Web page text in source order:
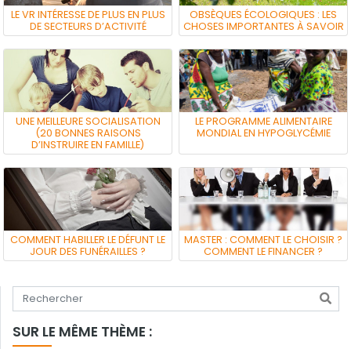
LE VR INTÉRESSE DE PLUS EN PLUS
DE SECTEURS D’ACTIVITÉ
OBSÈQUES ÉCOLOGIQUES : LES
CHOSES IMPORTANTES À SAVOIR
UNE MEILLEURE SOCIALISATION
(20 BONNES RAISONS
D’INSTRUIRE EN FAMILLE)
LE PROGRAMME ALIMENTAIRE
MONDIAL EN HYPOGLYCÉMIE
COMMENT HABILLER LE DÉFUNT LE
JOUR DES FUNÉRAILLES ?
MASTER : COMMENT LE CHOISIR ?
COMMENT LE FINANCER ?
Tapez votre recherche
SUR LE MÊME THÈME :